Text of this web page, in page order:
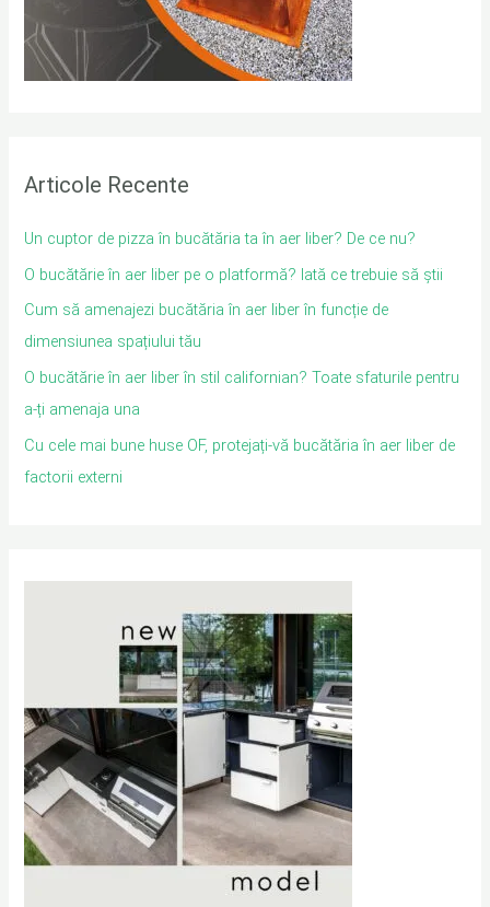
Articole Recente
Un cuptor de pizza în bucătăria ta în aer liber? De ce nu?
O bucătărie în aer liber pe o platformă? Iată ce trebuie să știi
Cum să amenajezi bucătăria în aer liber în funcție de
dimensiunea spațiului tău
O bucătărie în aer liber în stil californian? Toate sfaturile pentru
a-ți amenaja una
Cu cele mai bune huse OF, protejați-vă bucătăria în aer liber de
factorii externi